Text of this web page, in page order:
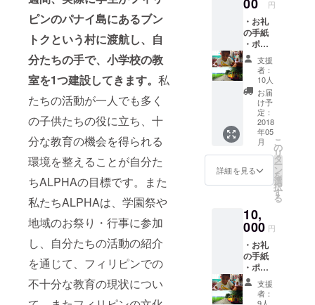
ピンのパナイ島にあるブン
トクという村に渡航し、自
分たちの手で、小学校の教
室を1つ建設してきます。 私
たちの活動が一人でも多く
の子供たちの役に立ち、十
分な教育の機会を得られる
環境を整えることが自分た
ちALPHAの目標です。また
私たちALPHAは、学園祭や
地域のお祭り・行事に参加
し、自分たちの活動の紹介
を通じて、フィリピンでの
不十分な教育の現状につい
れまでに
フィリピン
に16の小学
校の教室を
建設してき
ており、17
個目の教室
を只今建設
中です。。
私たちの団
体理念
は"Everybod
す。これは
私たちの代
表がアフリ
カを訪れた
時に出会っ
たスウェー
00 円
・お礼
の手紙
・ポス
トカー
ド1種
（画像
がポス
トカー
ドの写
真にな
りま
す。ど
ちらか
一枚が
印刷さ
カード
をお礼
として
差し上
げま
す。）
支援
者：
10人
お届
け予
定：
2018
年05
月
詳細を見る
こ
の
リ
タ
ー
ン
を
選
択
す
る
10,
000 円
・お礼
の手紙
・ポス
トカー
ド2種
(フィリ
支援
者：